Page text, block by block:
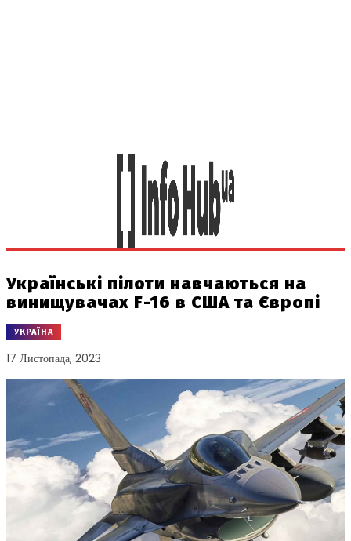
Українські пілоти навчаються на
винищувачах F-16 в США та Європі
УКРАЇНА
17 Листопада, 2023